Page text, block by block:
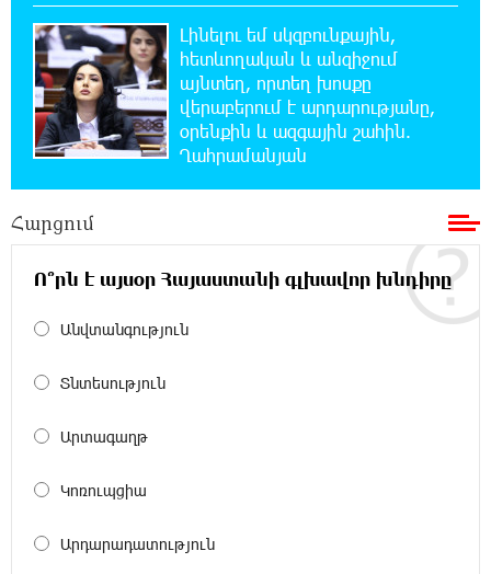
հազարով ավելացել է
18:49:45 6-08-2026
Իսրայելի ՊԲ-ն հարձակվել է Լիբանանում
«Հըզբոլլահ»-ի հրամանատարական կետերի
և պահեստների վրա
համաձայնության են եկել Յան Դիոմանդեի
տրանսֆերի վերաբերյալ
18:19:28 6-08-2026
առաջարկում է պահանջարկ չունեցող
մասնագիտություններ. Ատոմ Մխիթարյան
ազգային ողբերգություն է․ Ավետիք
Լինելու եմ սկզբունքային,
հետևողական և անզիջում
այնտեղ, որտեղ խոսքը
վերաբերում է արդարությանը,
օրենքին և ազգային շահին.
Ղահրամանյան
Հարցում
Ո՞րն է այսօր Հայաստանի գլխավոր խնդիրը
Անվտանգություն
Տնտեսություն
Արտագաղթ
Կոռուպցիա
Արդարադատություն